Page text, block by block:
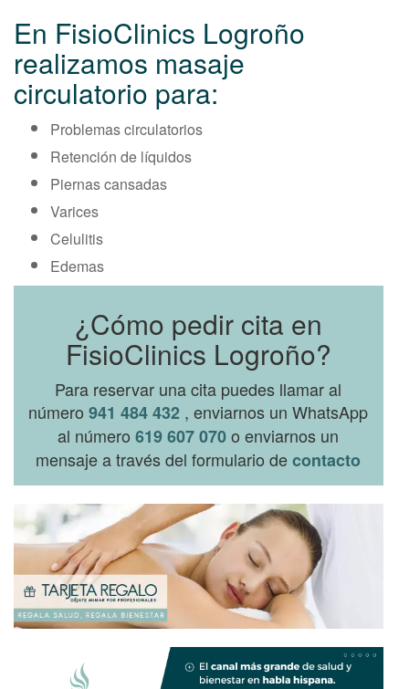
En FisioClinics Logroño
realizamos masaje
circulatorio para:
Problemas circulatorios
Retención de líquidos
Piernas cansadas
Varices
Celulitis
Edemas
¿Cómo pedir cita en
FisioClinics Logroño?
Para reservar una cita puedes llamar al
número941 484 432 , enviarnos un WhatsApp
al número619 607 070o enviarnos un
mensaje a través del formulario decontacto